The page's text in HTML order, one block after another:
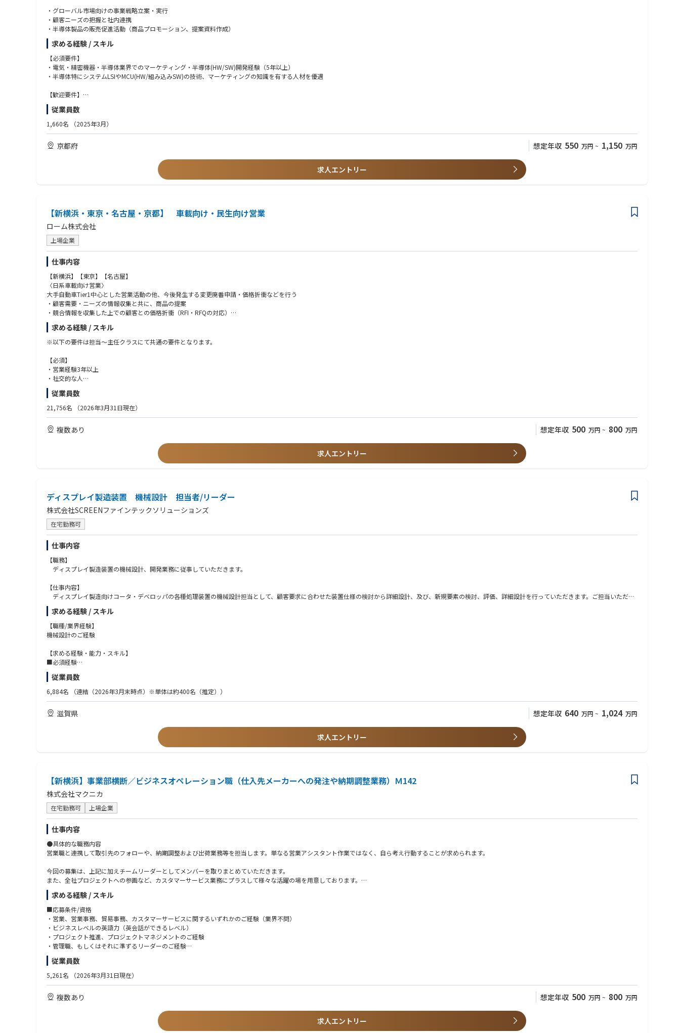
・グローバル市場向けの事業戦略立案・実行
・顧客ニーズの把握と社内連携
・半導体製品の販売促進活動（商品プロモーション、提案資料作成）
求める経験 / スキル
【必須要件】
・電気・精密機器・半導体業界でのマーケティング・半導体(HW/SW)開発経験（5年以上）
・半導体特にシステムLSIやMCU(HW/組み込みSW)の技術、マーケティングの知識を有する人材を優遇
【歓迎要件】
・GAFAMを含むグローバルテック企業との取引経験
・半導体業界または電子部品業界でのマーケティング・設計/開発経験（5年以上）
・半導体、特にシステムLSI開発の経験・知見を持つ方を優遇、マーケティング経験がなくてもチャレンジしたい人も歓迎
・半導体またはマルチモーダルセンシング関連業界でのマーケティング経験歓迎
・ MBAまたは同等のビジネス知識
従業員数
1,660名 （2025年3月）
京都府 想定年収 550 万円 ~ 1,150 万円
求人エントリー
【新横浜・東京・名古屋・京都】 車載向け・民生向け営業
ローム株式会社
上場企業
仕事内容
【新横浜】【東京】【名古屋】
〈日系車載向け営業〉
大手自動車Tier1中心とした営業活動の他、今後発生する変更廃番申請・価格折衝などを行う
・顧客需要・ニーズの情報収集と共に、商品の提案
・競合情報を収集した上での顧客との価格折衝（RFI・RFQの対応）
・事業部サイドとの社内調整・交渉（顧客提示価格・デリバリ調整など）
〈ポジションの特徴〉
国内での営業活動が中心ですが、ご自身一人で仕事を回せる状況になれば、海外出向の機会も創出可能です。また、売上拡大に伴い順次組織拡大も行っていく予定のポジションになります。
〈日系民生向け営業〉
産機・家電・部品業界各メーカへの営業活動全般。拡販活動のほか、変更・廃番申請、取引環境の改善活動などを行う
・顧客需要・ニーズの把握と商品の提案
・顧客との価格、納期折衝
・品質不具合発生時の顧客対応（顧客状況の把握と社内QC部門との連携、求償交渉など）
※勤務地はご希望に応じた形でご選択可能です。
求める経験 / スキル
※以下の要件は担当～主任クラスにて共通の要件となります。
【必須】
・営業経験3年以上
・社交的な人
・探求心の強い人
【歓迎】
従業員数
21,756名 （2026年3月31日現在）
複数あり 想定年収 500 万円 ~ 800 万円
求人エントリー
ディスプレイ製造装置 機械設計 担当者/リーダー
株式会社SCREENファインテックソリューションズ
在宅勤務可
仕事内容
【職務】
ディスプレイ製造装置の機械設計、開発業務に従事していただきます。
【仕事内容】
ディスプレイ製造向けコータ・デベロッパの各種処理装置の機械設計担当として、顧客要求に合わせた装置仕様の検討から詳細設計、及び、新規要素の検討、評価、詳細設計を行っていただきます。ご担当いただく
装置は洗浄処理、塗布処理、熱処理、現像処理の中から適正をみて判断させていただきます。なお、各種図面作成作業については外部協力企業に委託する形となり、そちらへの委託管理も業務に含みます。
【求人魅力】
弊社のディスプレイ製造向けコータ・デベロッパは世界シェアNo.1であり、業務を通じて高い技術力や知識を習得いただけます。また、ディスプレイや半導体など未来に欠かせない最先端技術分野において、製造装置
することも可能です。
求める経験 / スキル
【職種/業界経験】
機械設計のご経験
【求める経験・能力・スキル】
■必須経験
①機械設計業務経験
②装置設計業務経験
■歓迎条件
・CADツール操作スキル（2D/3D問わず）
・装置開発業務経験
従業員数
6,884名 （連結（2026年3月末時点）※単体は約400名（推定））
滋賀県 想定年収 640 万円 ~ 1,024 万円
求人エントリー
【新横浜】事業部横断／ビジネスオペレーション職（仕入先メーカーへの発注や納期調整業務）Ｍ142
株式会社マクニカ
在宅勤務可 上場企業
仕事内容
●具体的な職務内容
営業職と連携して取引先のフォローや、納期調整および出荷業務等を担当します。単なる営業アシスタント作業ではなく、自ら考え行動することが求められます。
今回の募集は、上記に加えチームリーダーとしてメンバーを取りまとめていただきます。
また、全社プロジェクトへの参画など、カスタマーサービス業務にプラスして様々な活躍の場を用意しております。
下記在籍社員の業務範囲を参考までに記載します。
・仕入先メーカーへの発注や商品の納期調整業務
・仕入先メーカーへ提出する売上実績や売上見込等のレポート作成
・商品の入出荷管理やオペレーション業務の標準化・効率化・平準化に向けたシステム改修
まずはチームリーダーとして、カスタマーサービス業務に加えメンバーのとりまとめをご担当いただきます。将来的には管理職を目指すことも可能です。
また、ご希望に応じて半導体商社のオペレーション業務全般を経験することが可能です。
在宅勤務：月に3回、シフト制で出社日を設けております。それ以外は在宅勤務が可能ですので、平均週1回の出社ペースです。
求める経験 / スキル
■応募条件/資格
・営業、営業事務、貿易事務、カスタマーサービスに関するいずれかのご経験（業界不問）
・ビジネスレベルの英語力（英会話ができるレベル）
・プロジェクト推進、プロジェクトマネジメントのご経験
・管理職、もしくはそれに準ずるリーダーのご経験
・学歴：高専卒以上
・普通自動車免許（第一種）
・ITやシステム運用に関する業務経験
・物流業界のご経験
従業員数
5,261名 （2026年3月31日現在）
複数あり 想定年収 500 万円 ~ 800 万円
求人エントリー